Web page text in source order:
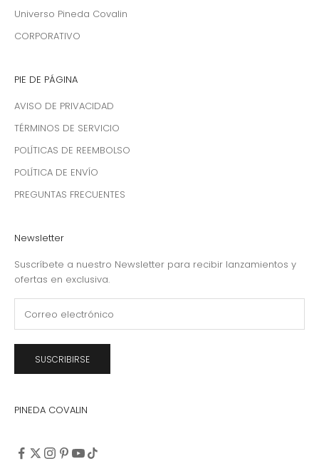
Universo Pineda Covalin
CORPORATIVO
PIE DE PÁGINA
AVISO DE PRIVACIDAD
TÉRMINOS DE SERVICIO
POLÍTICAS DE REEMBOLSO
POLÍTICA DE ENVÍO
PREGUNTAS FRECUENTES
Newsletter
Suscríbete a nuestro Newsletter para recibir lanzamientos y
ofertas en exclusiva.
SUSCRIBIRSE
PINEDA COVALIN